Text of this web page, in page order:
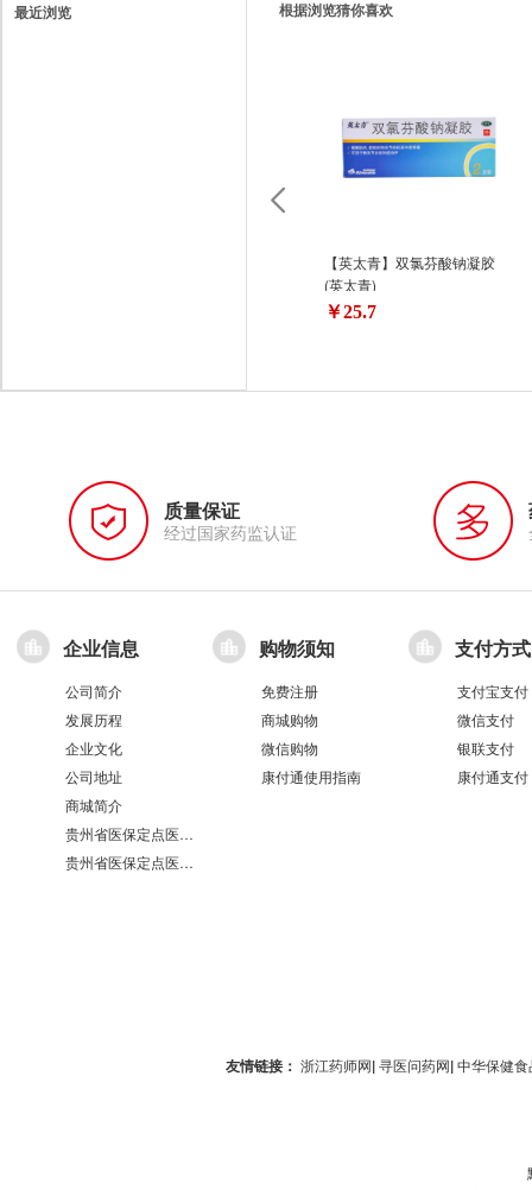
最近浏览 根据浏览猜你喜欢
【英太青】双氯芬酸钠凝胶
(英太青)
￥25.7
质量保证
经过国家药监认证
企业信息
公司简介
发展历程
企业文化
公司地址
商城简介
贵州省医保定点医疗机构医保服务情况表（第551分店）
贵州省医保定点医疗机构医保服务情况表（第100分店）
购物须知
免费注册
商城购物
微信购物
康付通使用指南
支付方式
支付宝支付
微信支付
银联支付
康付通支付
友情链接： 浙江药师网| 寻医问药网| 中华保健食